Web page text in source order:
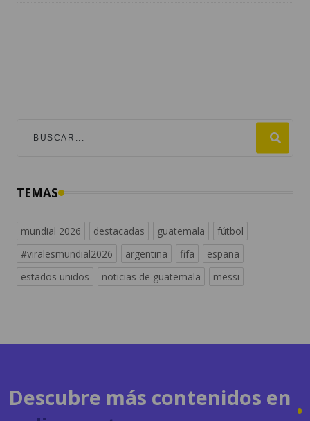
mundial 2026
estados unidos
noticias de guatemala messi
radiosguate.com